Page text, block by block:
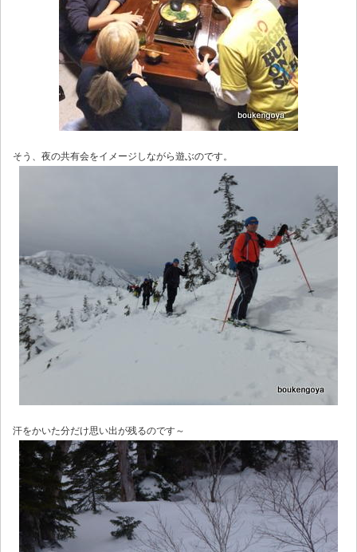
そう、夜の共有会をイメージしながら遊ぶのです。
汗をかいた分だけ思い出が残るのです～